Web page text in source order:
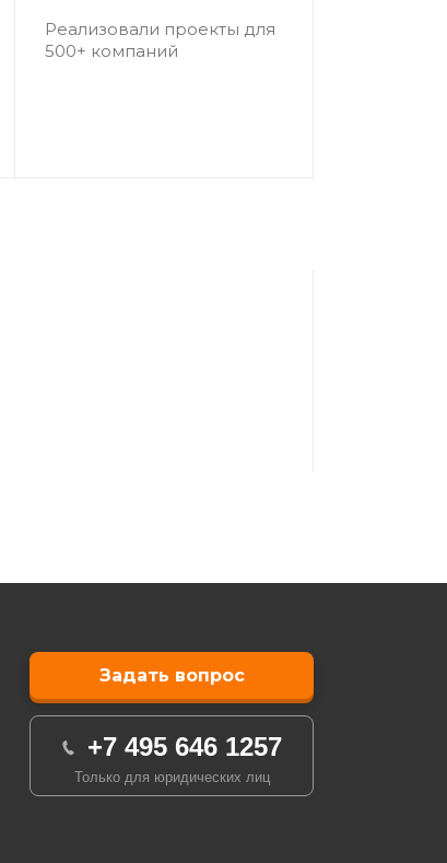
Реализовали проекты для
500+ компаний
Задать вопрос
+7 495 646 1257
Только для юридических лиц